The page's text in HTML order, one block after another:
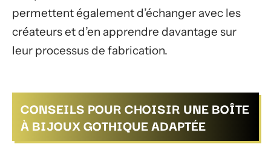
permettent également d’échanger avec les
créateurs et d’en apprendre davantage sur
leur processus de fabrication.
CONSEILS POUR CHOISIR UNE BOÎTE
À BIJOUX GOTHIQUE ADAPTÉE